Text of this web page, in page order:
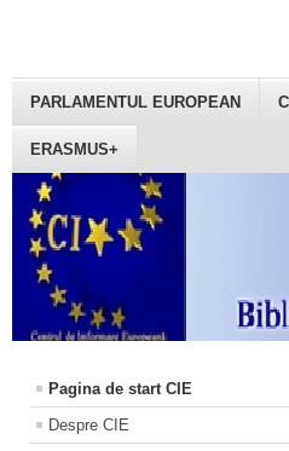
PARLAMENTUL EUROPEAN
ERASMUS+
Pagina de start CIE
Despre CIE